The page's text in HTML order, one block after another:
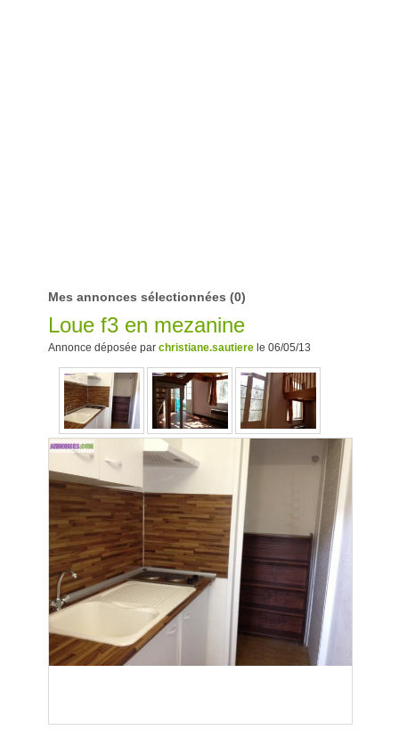
Mes annonces sélectionnées (0)
Loue f3 en mezanine
Annonce déposée par christiane.sautiere le 06/05/13